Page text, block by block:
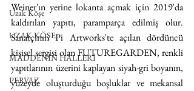
Uzak Köşe
UZAK KÖŞE
MADDENİN HALLERİ
PERVAZ
Weiner'ın yerine lokanta açmak için 2019'da
kaldırılan yapıtı, paramparça edilmiş olur.
Sanatçının Pi Artworks'te açılan dördüncü
kişisel sergisi olan FUTUREGARDEN, renkli
yapıtlarının üzerini kaplayan siyah-gri boyanın,
yüzeyde oluşturduğu boşluklar ve mekansal